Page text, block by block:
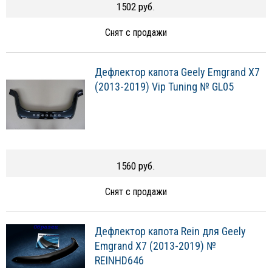
1502 руб.
Снят с продажи
Дефлектор капота Geely Emgrand X7
(2013-2019) Vip Tuning № GL05
1560 руб.
Снят с продажи
Дефлектор капота Rein для Geely
Emgrand X7 (2013-2019) №
REINHD646